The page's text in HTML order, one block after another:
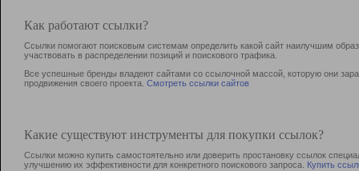
Как работают ссылки?
Ссылки помогают поисковым системам определить какой сайт наилучшим
участвовать в раcпределении позиций и поискового трафика.
Все успешные бренды владеют сайтами со ссылочной массой, которую они
продвижения своего проекта. Смотреть ссылки сайтов
Какие существуют инструменты для покупки ссылок?
Ссылки можно купить самостоятельно или доверить простановку ссылок
улучшению их эффективности для конкретного поискового запроса. Купить